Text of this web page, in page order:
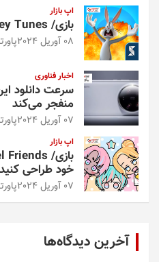
اپ بازار
بازی/ Looney Tunes؛ شهری بزرگ بسازید
08 آوریل 2024
اخبار فناوری
سرعت دانلود
منفجر می‌کند
07 آوریل 2024
اپ بازار
خود طراحی کنید
07 آوریل 2024
آخرین دیدگاه‌ها